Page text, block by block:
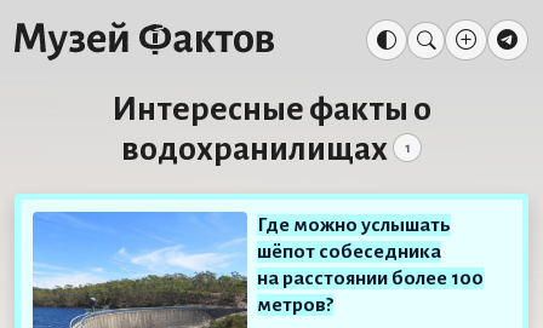
Интересные факты о
водохранилищах
1
Где можно услышать
шёпот собеседника
на расстоянии более 100
метров?